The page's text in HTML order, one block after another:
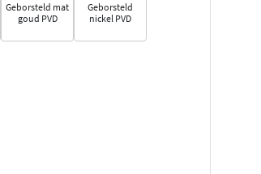
Geborsteld mat
goud PVD
Geborsteld
nickel PVD